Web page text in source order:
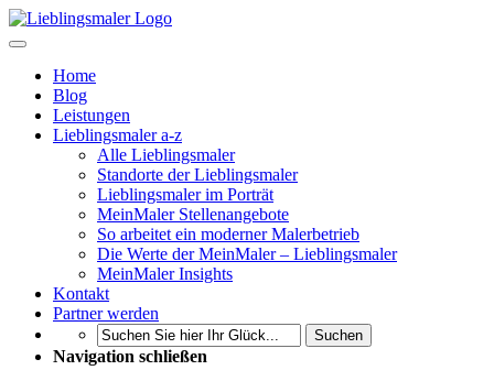
Home
Blog
Leistungen
Lieblingsmaler a-z
Alle Lieblingsmaler
Standorte der Lieblingsmaler
Lieblingsmaler im Porträt
MeinMaler Stellenangebote
So arbeitet ein moderner Malerbetrieb
Die Werte der MeinMaler – Lieblingsmaler
MeinMaler Insights
Kontakt
Partner werden
Suchen
Navigation schließen